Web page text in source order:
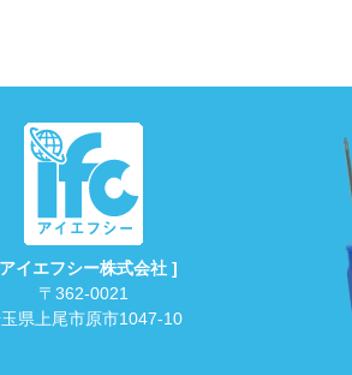
イエフシー株式会社 ]
〒362-0021
県上尾市原市1047-10